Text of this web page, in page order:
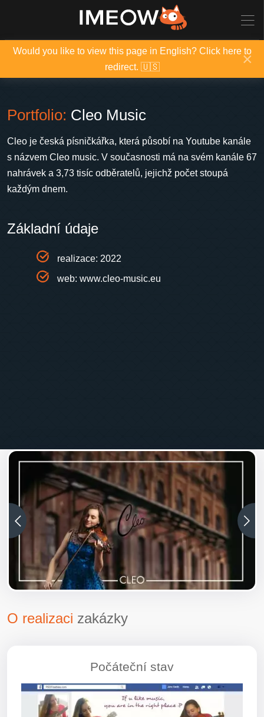
Would you like to view this page in English? Click here to
redirect. 🇺🇸
×
Portfolio: Cleo Music
Cleo je česká písničkářka, která působí na Youtube kanále
s názvem Cleo music. V současnosti má na svém kanále 67
nahrávek a 3,73 tisíc odběratelů, jejichž počet stoupá
každým dnem.
Základní údaje
realizace: 2022
web: www.cleo-music.eu
O realizaci zakázky
Počáteční stav